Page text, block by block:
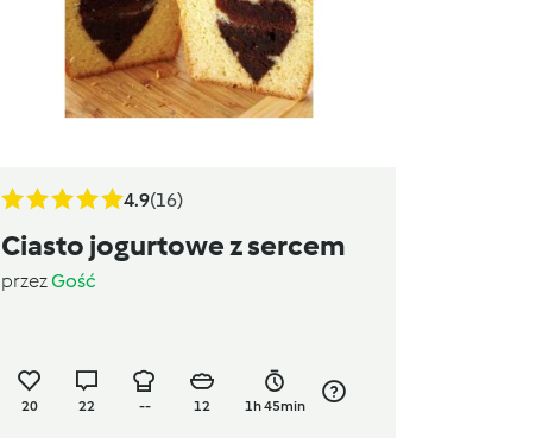
4.9(16)
Ciasto jogurtowe z sercem
przezGość
20 22 -- 12 1h 45min